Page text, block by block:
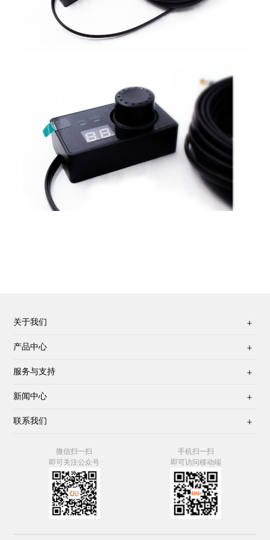
关于我们 
产品中心 
服务与支持 
新闻中心 
联系我们 
微信扫一扫
即可关注公众号
手机扫一扫
即可访问移动端